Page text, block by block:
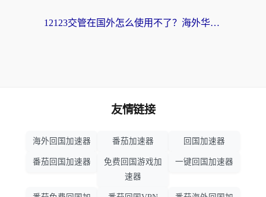
12123交管在国外怎么使用不了？海外华人必看的无缝访问国内资源指南
友情链接
海外回国加速器 番茄加速器 回国加速器
番茄回国加速器
免费回国游戏加
速器
一键回国加速器